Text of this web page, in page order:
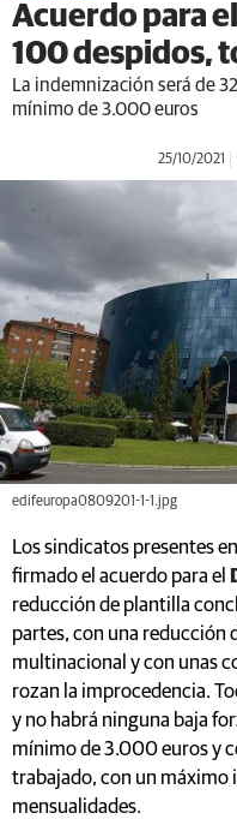
Acuerdo para
100 despidos,
La indemnización será de
mínimo de 3.000 euros
25/10/2021
edifeuropa0809201-1-1.jpg
Los sindicatos presentes en
firmado el acuerdo para el
reducción de plantilla
partes, con una reducción
multinacional y con unas
rozan la improcedencia.
y no habrá ninguna baja
mínimo de 3.000 euros y
trabajado, con un máximo
mensualidades.